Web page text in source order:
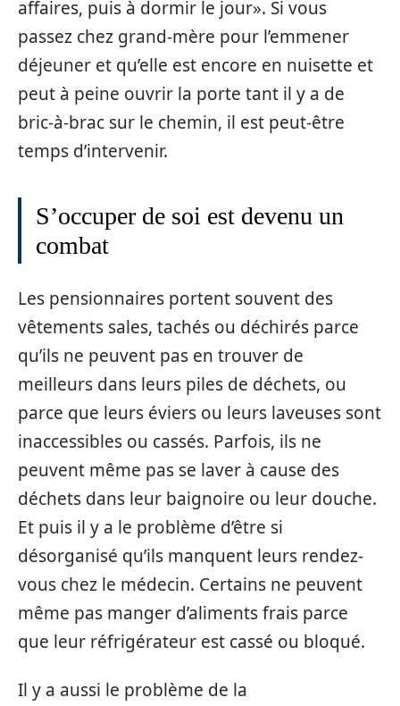
affaires, puis à dormir le jour». Si vous
passez chez grand-mère pour l’emmener
déjeuner et qu’elle est encore en nuisette et
peut à peine ouvrir la porte tant il y a de
bric-à-brac sur le chemin, il est peut-être
temps d’intervenir.
S’occuper de soi est devenu un
combat
Les pensionnaires portent souvent des
vêtements sales, tachés ou déchirés parce
qu’ils ne peuvent pas en trouver de
meilleurs dans leurs piles de déchets, ou
parce que leurs éviers ou leurs laveuses sont
inaccessibles ou cassés. Parfois, ils ne
peuvent même pas se laver à cause des
déchets dans leur baignoire ou leur douche.
Et puis il y a le problème d’être si
désorganisé qu’ils manquent leurs rendez-
vous chez le médecin. Certains ne peuvent
même pas manger d’aliments frais parce
que leur réfrigérateur est cassé ou bloqué.
Il y a aussi le problème de la